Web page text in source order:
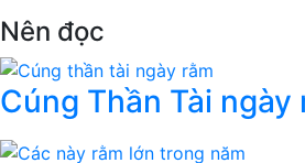
Nên đọc
Cúng Thần Tài